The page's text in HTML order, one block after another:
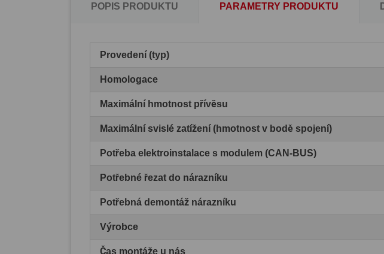
POPIS PRODUKTU PARAMETRY PRODUKTU
Provedení (typ)
Homologace
Maximální hmotnost přívěsu
Maximální svislé zatížení (hmotnost v bodě spojení)
Potřeba elektroinstalace s modulem (CAN-BUS)
Potřebné řezat do nárazníku
Potřebná demontáž nárazníku
Výrobce
Čas montáže u nás